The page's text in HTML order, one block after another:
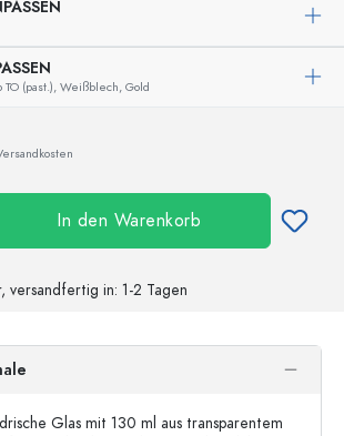
TO (past.), Weißblech, Gold
In den Warenkorb
versandfertig in: 1-2 Tagen
Glas mit 130 ml aus transparentem